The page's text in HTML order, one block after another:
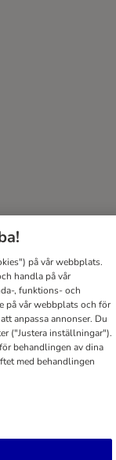
Method
Method
DSA
på vår webbplats.
handla på vår
, funktions- och
på vår webbplats och för
anpassa annonser. Du
("Justera inställningar").
behandlingen av dina
med behandlingen